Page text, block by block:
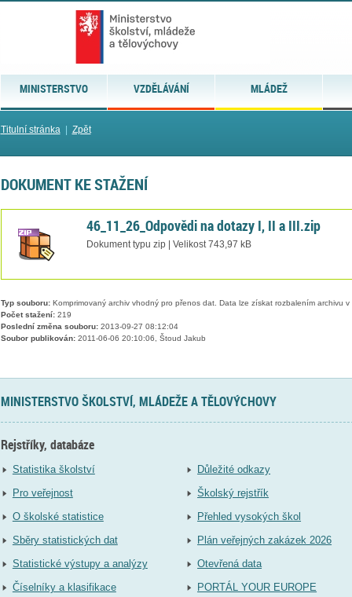
MINISTERSTVO VZDĚLÁVÁNÍ MLÁDEŽ
Titulní stránka| Zpět
DOKUMENT KE STAŽENÍ
46_11_26_Odpovědi na dotazy I, II a III.zip
Dokument typu zip | Velikost 743,97 kB
Typ souboru:Komprimovaný archiv vhodný pro přenos dat. Data lze získat rozbalením archivu
Počet stažení:219
Poslední změna souboru:2013-09-27 08:12:04
Soubor publikován:2011-06-06 20:10:06, Štoud Jakub
MINISTERSTVO ŠKOLSTVÍ, MLÁDEŽE A TĚLOVÝCHOVY
Rejstříky, databáze
Statistika školství
Pro veřejnost
O školské statistice
Sběry statistických dat
Statistické výstupy a analýzy
Číselníky a klasifikace
Důležité odkazy
Školský rejstřík
Přehled vysokých škol
Plán veřejných zakázek 2026
Otevřená data
PORTÁL YOUR EUROPE